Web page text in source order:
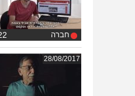
חברה
28/08/2017